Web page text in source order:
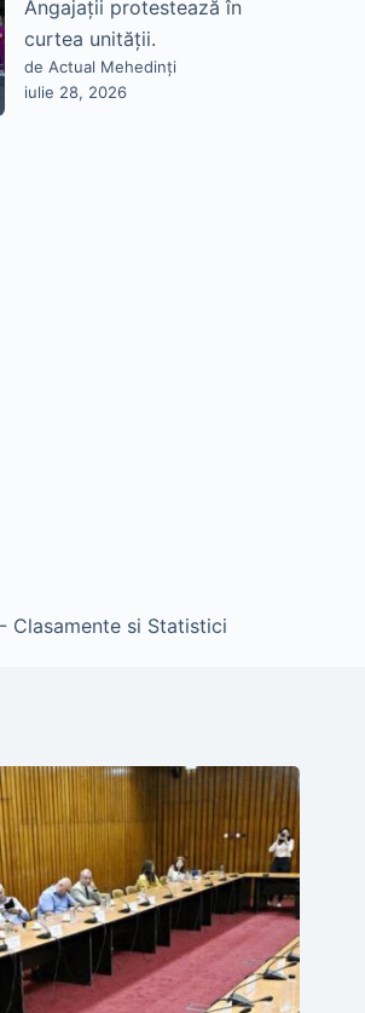
Angajații protestează în
curtea unității.
de Actual Mehedinți
iulie 28, 2026